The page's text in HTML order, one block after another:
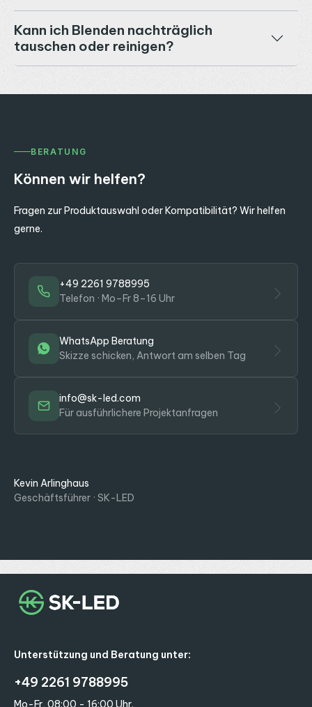
Kann ich Blenden nachträglich
tauschen oder reinigen?
BERATUNG
Können wir helfen?
Fragen zur Produktauswahl oder Kompatibilität? Wir helfen
gerne.
+49 2261 9788995
Telefon · Mo–Fr 8–16 Uhr
WhatsApp Beratung
Skizze schicken, Antwort am selben Tag
info@sk-led.com
Für ausführlichere Projektanfragen
Kevin Arlinghaus
Geschäftsführer · SK-LED
Unterstützung und Beratung unter:
+49 2261 9788995
Mo-Fr, 08:00 - 16:00 Uhr.